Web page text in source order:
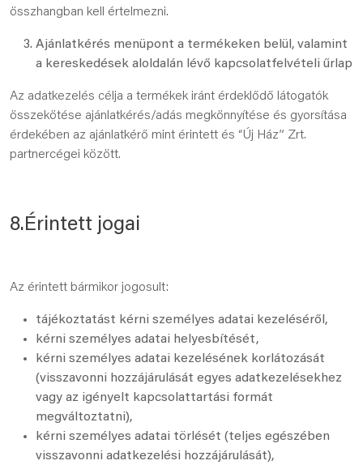
összhangban kell értelmezni.
Ajánlatkérés menüpont a termékeken belül, valamint
a kereskedések aloldalán lévő kapcsolatfelvételi űrlap
Az adatkezelés célja a termékek iránt érdeklődő látogatók
összekötése ajánlatkérés/adás megkönnyítése és gyorsítása
érdekében az ajánlatkérő mint érintett és “Új Ház” Zrt.
partnercégei között.
8.Érintett jogai
Az érintett bármikor jogosult:
tájékoztatást kérni személyes adatai kezeléséről,
kérni személyes adatai helyesbítését,
kérni személyes adatai kezelésének korlátozását
(visszavonni hozzájárulását egyes adatkezelésekhez
vagy az igényelt kapcsolattartási formát
megváltoztatni),
kérni személyes adatai törlését (teljes egészében
visszavonni adatkezelési hozzájárulását),